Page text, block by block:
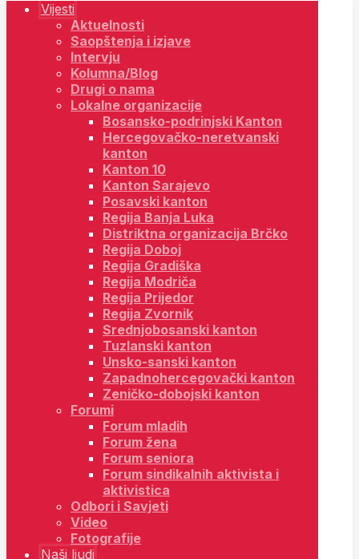
Vijesti
Aktuelnosti
Saopštenja i izjave
Intervju
Kolumna/Blog
Drugi o nama
Lokalne organizacije
Bosansko-podrinjski Kanton
Hercegovačko-neretvanski
kanton
Kanton 10
Kanton Sarajevo
Posavski kanton
Regija Banja Luka
Distriktna organizacija Brčko
Regija Doboj
Regija Gradiška
Regija Modriča
Regija Prijedor
Regija Zvornik
Srednjobosanski kanton
Tuzlanski kanton
Unsko-sanski kanton
Zapadnohercegovački kanton
Zeničko-dobojski kanton
Forumi
Forum mladih
Forum žena
Forum seniora
Forum sindikalnih aktivista i
aktivistica
Odbori i Savjeti
Video
Fotografije
Naši ljudi